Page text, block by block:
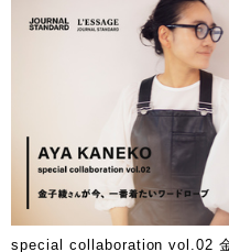
special collaboration vol.02